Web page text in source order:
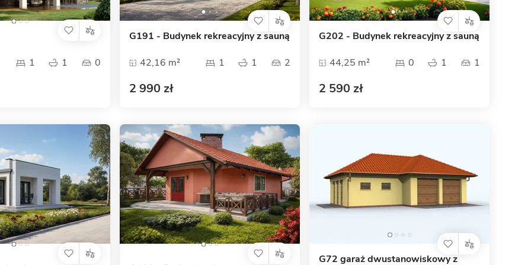
Dom pasywny- co to znaczy
1 1 0
G191 - Budynek rekreacyjny z sauną
42,16 m² 1 1 2
2 990 zł
G202 - Budynek rekreacyjny z sauną
44,25 m² 0 1 1
2 590 zł
G72 garaż dwustanowiskowy z